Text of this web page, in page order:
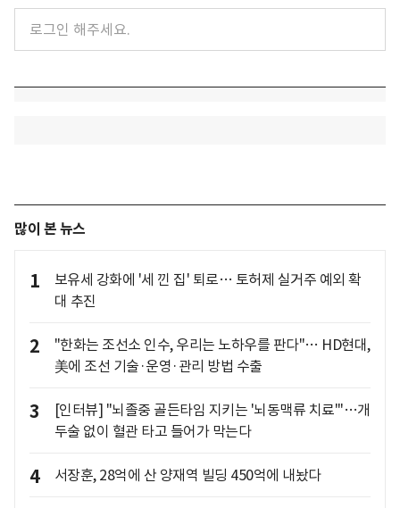
많이 본 뉴스
1
보유세 강화에 '세 낀 집' 퇴로… 토허제 실거주 예외 확
대 추진
2
"한화는 조선소 인수, 우리는 노하우를 판다"… HD현대,
美에 조선 기술·운영·관리 방법 수출
3
[인터뷰] "뇌졸중 골든타임 지키는 '뇌동맥류 치료'"…개
두술 없이 혈관 타고 들어가 막는다
4 서장훈, 28억에 산 양재역 빌딩 450억에 내놨다